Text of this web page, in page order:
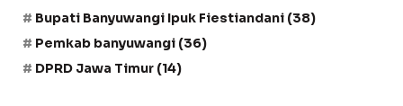
Bupati Banyuwangi Ipuk Fiestiandani (38)
Pemkab banyuwangi (36)
DPRD Jawa Timur (14)